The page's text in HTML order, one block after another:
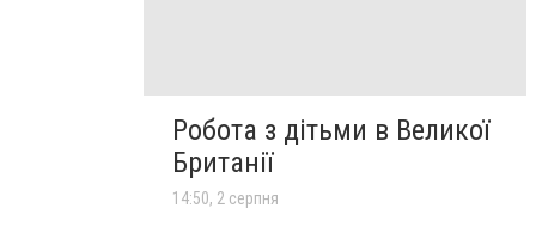
Робота з дітьми в Великої
Британії
14:50, 2 серпня